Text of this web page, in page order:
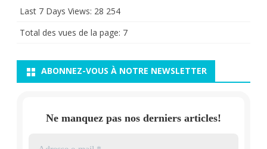
Last 7 Days Views: 28 254
Total des vues de la page: 7
ABONNEZ-VOUS À NOTRE NEWSLETTER
Ne manquez pas nos derniers articles!